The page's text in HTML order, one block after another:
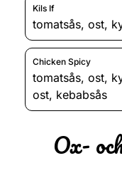
Kils If
tomatsås, ost,
Chicken Spicy
tomatsås, ost,
ost, kebabsås
Ox-